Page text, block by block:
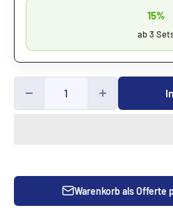
15%
ab 3
Warenkorb als Offerte